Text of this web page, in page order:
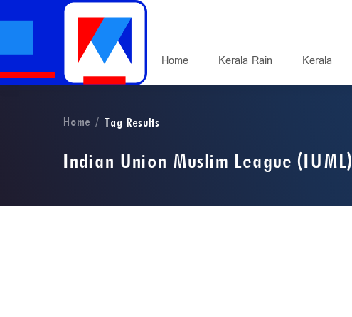
Home Kerala Rain Kerala
Home Tag Results
Indian Union Muslim League (IUML)